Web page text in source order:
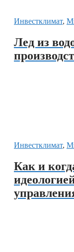
Инвестклимат,
Лед из
Инвестклимат,
Как и